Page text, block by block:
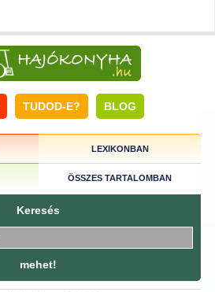
TUDOD-E? BLOG
LEXIKONBAN
ÖSSZES TARTALOMBAN
Keresés
mehet!